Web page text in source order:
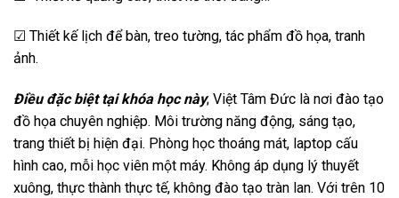
☑ Thiết kế lịch để bàn, treo tường, tác phẩm đồ họa, tranh
ảnh.
Điều đặc biệt tại khóa học này; Việt Tâm Đức là nơi đào tạo
đồ họa chuyên nghiệp. Môi trường năng động, sáng tạo,
trang thiết bị hiện đại. Phòng học thoáng mát, laptop cấu
hình cao, mỗi học viên một máy. Không áp dụng lý thuyết
xuông, thực thành thực tế, không đào tạo tràn lan. Với trên 10